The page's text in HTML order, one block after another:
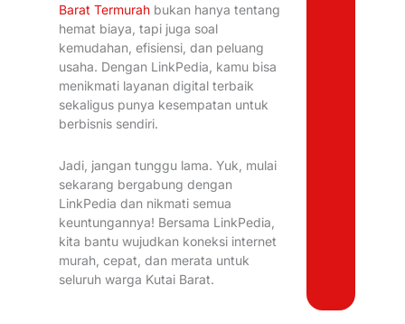
Barat Termurahbukan hanya tentang
hemat biaya, tapi juga soal
kemudahan, efisiensi, dan peluang
usaha. Dengan LinkPedia, kamu bisa
menikmati layanan digital terbaik
sekaligus punya kesempatan untuk
berbisnis sendiri.
Jadi, jangan tunggu lama. Yuk, mulai
sekarang bergabung dengan
LinkPedia dan nikmati semua
keuntungannya! Bersama LinkPedia,
kita bantu wujudkan koneksi internet
murah, cepat, dan merata untuk
seluruh warga Kutai Barat.